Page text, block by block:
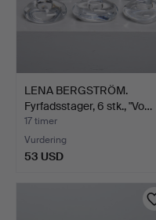
LENA BERGSTRÖM.
Fyrfadsstager, 6 stk., "Vo…
17 timer
Vurdering
53 USD